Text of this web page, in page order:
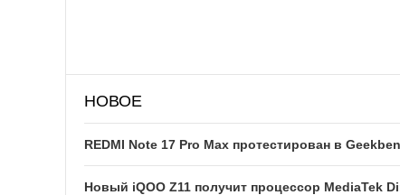
НОВОЕ
REDMI Note 17 Pro Max протестирован в
Новый iQOO Z11 получит процессор MediaTek